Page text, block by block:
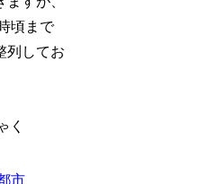
頃まで
列してお
く
市